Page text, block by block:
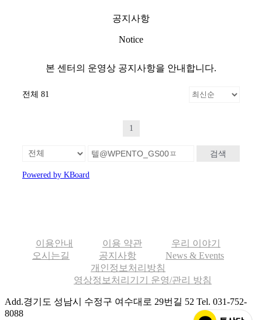
공지사항
Notice
본 센터의 운영상 공지사항을 안내합니다.
전체 81
1
검색
Powered by KBoard
이용안내 이용 약관
우리 이야기
오시는길
공지사항
News & Events
개인정보처리방침
영상정보처리기기 운영/관리 방침
Add.경기도 성남시 수정구 여수대로 29번길 52 Tel. 031-752-
8088